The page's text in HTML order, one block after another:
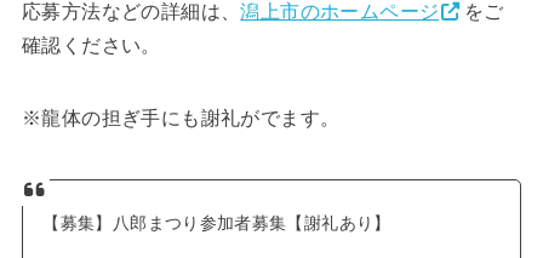
応募方法などの詳細は、潟上市のホームページ
をご
確認ください。
※龍体の担ぎ手にも謝礼がでます。
【募集】八郎まつり参加者募集【謝礼あり】